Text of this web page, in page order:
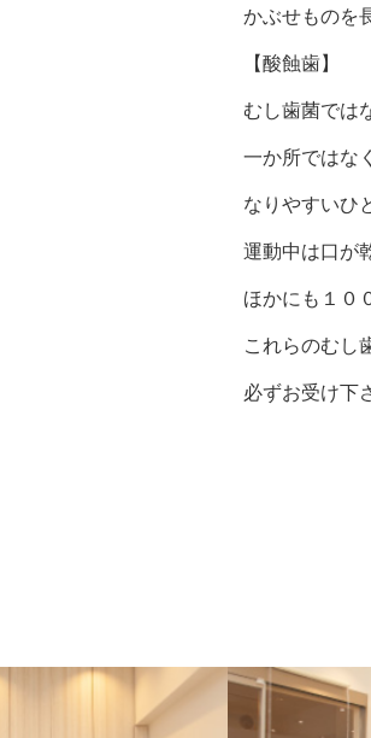
かぶせものを
【酸蝕歯】
むし歯菌では
一か所ではな
なりやすいひ
運動中は口が
ほかにも１０
これらのむし
必ずお受け下